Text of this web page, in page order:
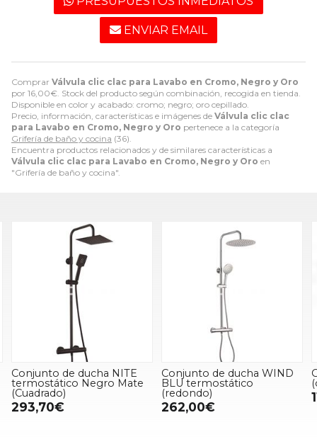
Comprar Válvula clic clac para Lavabo en Cromo, Negro y Oro
por 16,00€. Stock del producto según combinación, recogida en tienda.
Disponible en color y acabado: cromo; negro; oro cepillado.
Precio, información, características e imágenes de Válvula clic clac
para Lavabo en Cromo, Negro y Oro pertenece a la categoría
Grifería de baño y cocina (36).
Encuentra productos relacionados y de similares características a
Válvula clic clac para Lavabo en Cromo, Negro y Oro en
"Grifería de baño y cocina".
ENVIAR EMAIL
Conjunto de ducha WIND
BLU termostático
(redondo)
262,00€
Grifo de lavabo ALPHA
(color blanco)
119,20€